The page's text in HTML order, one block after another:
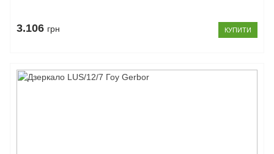
3.106 грн КУПИТИ